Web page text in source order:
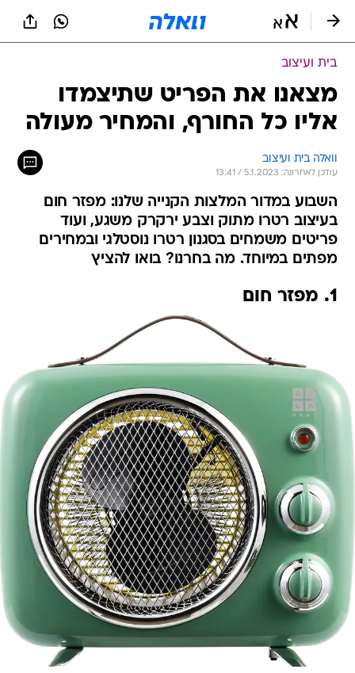
בית ועיצוב
מצאנו את הפריט שתיצמדו
אליו כל החורף, והמחיר מעולה
וואלה בית ועיצוב
עודכן לאחרונה: 5.1.2023 / 13:41
השבוע במדור המלצות הקנייה שלנו: מפזר חום
בעיצוב רטרו מתוק וצבע ירקרק משגע, ועוד
פריטים משמחים בסגנון רטרו נוסטלגי ובמחירים
מפתים במיוחד. מה בחרנו? בואו להציץ
1. מפזר חום